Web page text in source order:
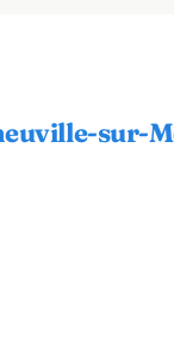
sur-